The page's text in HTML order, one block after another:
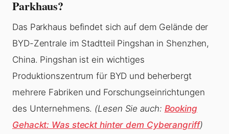
Parkhaus?
Das Parkhaus befindet sich auf dem Gelände der
BYD-Zentrale im Stadtteil Pingshan in Shenzhen,
China. Pingshan ist ein wichtiges
Produktionszentrum für BYD und beherbergt
mehrere Fabriken und Forschungseinrichtungen
des Unternehmens. (Lesen Sie auch: Booking
Gehackt: Was steckt hinter dem Cyberangriff)